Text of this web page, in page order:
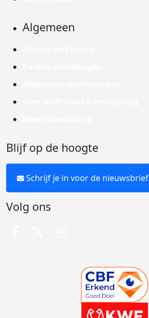
Algemeen
Blijf op de hoogte
Schrijf je in voor de nieuwsbrief
Volg ons